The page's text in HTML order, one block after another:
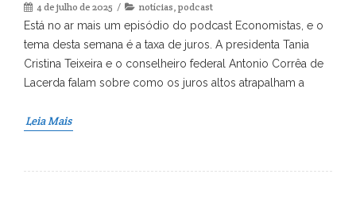
4 de julho de 2025 notícias, podcast
Está no ar mais um episódio do podcast Economistas, e o
tema desta semana é a taxa de juros. A presidenta Tania
Cristina Teixeira e o conselheiro federal Antonio Corrêa de
Lacerda falam sobre como os juros altos atrapalham a
Leia Mais